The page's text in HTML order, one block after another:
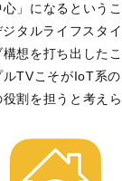
」になるという
タルライフスタ
想を打ち出した
TVこそがIoT系
割を担うと考えら